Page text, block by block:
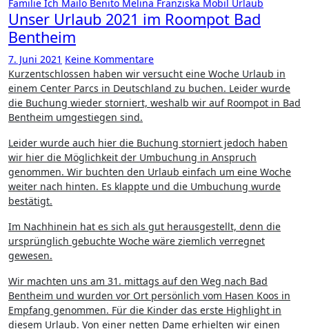
Familie Ich Mailo Benito Melina Franziska Mobil Urlaub
Unser Urlaub 2021 im Roompot Bad
Bentheim
7. Juni 2021 Keine Kommentare
Kurzentschlossen haben wir versucht eine Woche Urlaub in
einem Center Parcs in Deutschland zu buchen. Leider wurde
die Buchung wieder storniert, weshalb wir auf Roompot in Bad
Bentheim umgestiegen sind.
Leider wurde auch hier die Buchung storniert jedoch haben
wir hier die Möglichkeit der Umbuchung in Anspruch
genommen. Wir buchten den Urlaub einfach um eine Woche
weiter nach hinten. Es klappte und die Umbuchung wurde
bestätigt.
Im Nachhinein hat es sich als gut herausgestellt, denn die
ursprünglich gebuchte Woche wäre ziemlich verregnet
gewesen.
Wir machten uns am 31. mittags auf den Weg nach Bad
Bentheim und wurden vor Ort persönlich vom Hasen Koos in
Empfang genommen. Für die Kinder das erste Highlight in
diesem Urlaub. Von einer netten Dame erhielten wir einen